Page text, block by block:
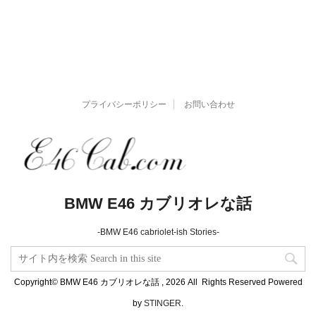
プライバシーポリシー お問い合わせ
BMW E46 カブリオレな話
-BMW E46 cabriolet-ish Stories-
Copyright© BMW E46 カブリオレな話 , 2026 All Rights Reserved Powered
by STINGER.